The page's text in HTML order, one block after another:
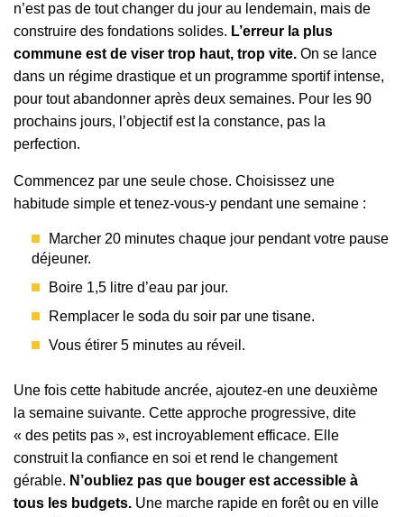
n’est pas de tout changer du jour au lendemain, mais de
construire des fondations solides. L’erreur la plus
commune est de viser trop haut, trop vite. On se lance
dans un régime drastique et un programme sportif intense,
pour tout abandonner après deux semaines. Pour les 90
prochains jours, l’objectif est la constance, pas la
perfection.
Commencez par une seule chose. Choisissez une
habitude simple et tenez-vous-y pendant une semaine :
Marcher 20 minutes chaque jour pendant votre pause
déjeuner.
Boire 1,5 litre d’eau par jour.
Remplacer le soda du soir par une tisane.
Vous étirer 5 minutes au réveil.
Une fois cette habitude ancrée, ajoutez-en une deuxième
la semaine suivante. Cette approche progressive, dite
« des petits pas », est incroyablement efficace. Elle
construit la confiance en soi et rend le changement
gérable. N’oubliez pas que bouger est accessible à
tous les budgets. Une marche rapide en forêt ou en ville